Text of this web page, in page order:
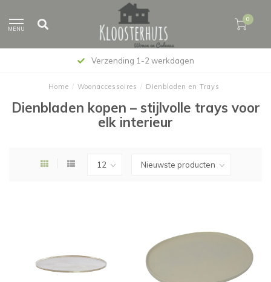
MENU
0
Verzending 1-2 werkdagen
Home / Woonaccessoires / Dienbladen en Trays
Dienbladen kopen – stijlvolle trays voor
elk interieur